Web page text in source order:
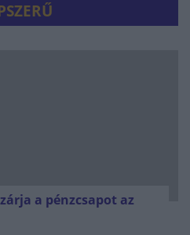
a pénzcsapot az